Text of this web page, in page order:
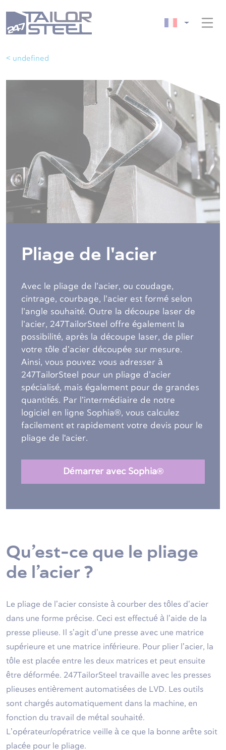
< undefined
Pliage de l'acier
Avec le pliage de l’acier, ou coudage,
cintrage, courbage, l’acier est formé selon
l’angle souhaité. Outre la découpe laser de
l’acier, 247TailorSteel offre également la
possibilité, après la découpe laser, de plier
votre tôle d’acier découpée sur mesure.
Ainsi, vous pouvez vous adresser à
247TailorSteel pour un pliage d’acier
spécialisé, mais également pour de grandes
quantités. Par l’intermédiaire de notre
logiciel en ligne Sophia®, vous calculez
facilement et rapidement votre devis pour le
pliage de l'acier.
Démarrer avec Sophia®
Qu’est-ce que le pliage
de l’acier ?
Le pliage de l’acier consiste à courber des tôles d’acier
dans une forme précise. Ceci est effectué à l’aide de la
presse plieuse. Il s’agit d’une presse avec une matrice
supérieure et une matrice inférieure. Pour plier l’acier, la
tôle est placée entre les deux matrices et peut ensuite
être déformée. 247TailorSteel travaille avec les presses
plieuses entièrement automatisées de LVD. Les outils
sont chargés automatiquement dans la machine, en
fonction du travail de métal souhaité.
L’opérateur/opératrice veille à ce que la bonne arête soit
placée pour le pliage.